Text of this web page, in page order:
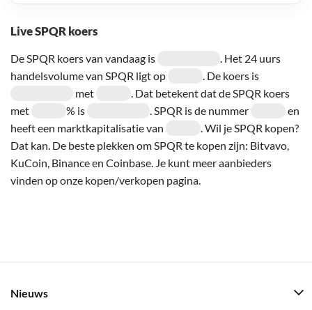
Live SPQR koers
De SPQR koers van vandaag is
. Het 24 uurs
handelsvolume van SPQR ligt op
. De koers is
met
. Dat betekent dat de SPQR koers
met
% is . SPQR is de nummer
en
heeft een marktkapitalisatie van
. Wil je SPQR kopen?
Dat kan. De beste plekken om SPQR te kopen zijn: Bitvavo,
KuCoin, Binance en Coinbase. Je kunt meer aanbieders
vinden op onze kopen/verkopen pagina.
Nieuws